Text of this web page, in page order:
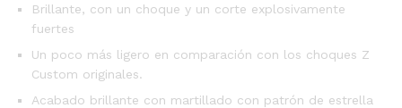
Brillante, con un choque y un corte explosivamente
fuertes
Un poco más ligero en comparación con los choques Z
Custom originales.
Acabado brillante con martillado con patrón de estrella